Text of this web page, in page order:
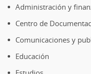
Administración y
Centro de
Comunicaciones y
Educación